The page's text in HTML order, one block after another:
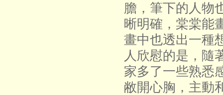
膽，筆下的人物
晰明確，棠棠能
畫中也透出一種
人欣慰的是，隨
家多了一些熟悉
敝開心胸，主動